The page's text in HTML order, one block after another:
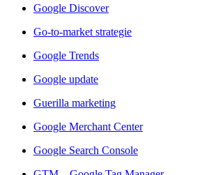
Google Discover
Go-to-market strategie
Google Trends
Google update
Guerilla marketing
Google Merchant Center
Google Search Console